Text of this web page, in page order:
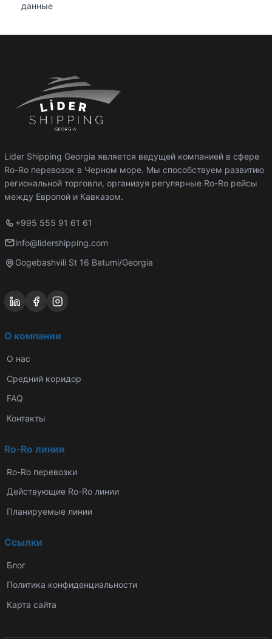
данные
Lider Shipping Georgia является ведущей компанией в сфере
Ro-Ro перевозок в Черном море. Мы способствуем развитию
региональной торговли, организуя регулярные Ro-Ro рейсы
между Европой и Кавказом.
+995 555 91 61 61
info@lidershipping.com
Gogebashvili St 16 Batumi/Georgia
О компании
О нас
Средний коридор
FAQ
Контакты
Ro-Ro линии
Ro-Ro перевозки
Действующие Ro-Ro линии
Планируемые линии
Ссылки
Блог
Политика конфиденциальности
Карта сайта